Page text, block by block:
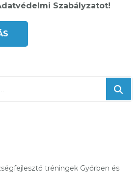
Szabályzatot!
tréningek Győrben és